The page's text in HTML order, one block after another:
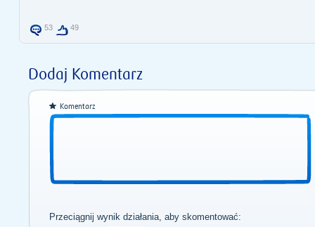
53 49
Dodaj Komentarz
Komentarz
Przeciągnij wynik działania, aby skomentować: